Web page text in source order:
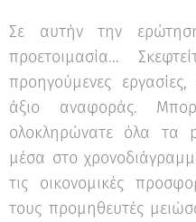
Σε αυτήν την
προετοιμασία...
προηγούμενες
άξιο αναφοράς.
ολοκληρώνατε όλα τα
μέσα στο
τις οικονομικές
τους προμηθευτές